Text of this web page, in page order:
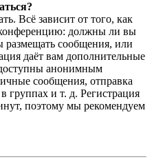
Всё зависит от того, как
должны ли вы
размещать сообщения, или
даёт вам дополнительные
анонимным
сообщения, отправка
группах и т. д. Регистрация
поэтому мы рекомендуем